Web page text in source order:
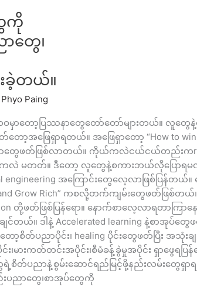
ကို
တွေ၊
ခဲ့တယ်။
Phyo Paing
မှာတော့ပြဿနာတွေတော်တော်များတယ်။ လူတွေနဲ့
အဖြေရှာရတယ်။ အဖြေရှာတော့ “How to win
ကာတွေဖတ်ဖြစ်လာတယ်။ ကိုယ်ကလဲငယ်ငယ်တည်းက
မတတ်။ ဒီတော့ လူတွေနဲ့စကားဘယ်လိုပြောရမလဲ
အကြောင်းတွေလေ့လာဖြစ်ပြန်တယ်။ ငွေ
and Grow Rich” ကစလို့တက်ကျမ်းတွေဖတ်ဖြစ်တယ်
တို့ဖတ်ဖြစ်ပြန်ရော။ နောက်စာလေ့လာရတာကြ
င်တယ်။ ဒါနဲ့ Accelerated learning နဲ့စာအုပ်တွ
စိတ်ပညာပိုင်း၊ healing ပိုင်းတွေဖတ်ပြီး အသုံးချရ
၊မားကတ်တင်းအပိုင်း၊စီမံခန့်ခွဲမှုအပိုင်း ရှာဖွေရပြ
စိတ်ပညာနဲ့စွမ်းဆောင်ရည်မြင့်ဖို့နည်းလမ်းတွေရှာရ
းပညာတွေ၊စာအုပ်တွေကို